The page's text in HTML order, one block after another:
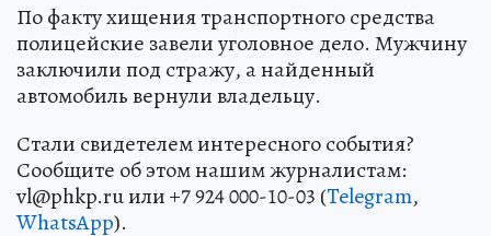
По факту хищения транспортного средства
полицейские завели уголовное дело. Мужчину
заключили под стражу, а найденный
автомобиль вернули владельцу.
Стали свидетелем интересного события?
Сообщите об этом нашим журналистам:
vl@phkp.ru или +7 924 000-10-03 (Telegram,
WhatsApp).